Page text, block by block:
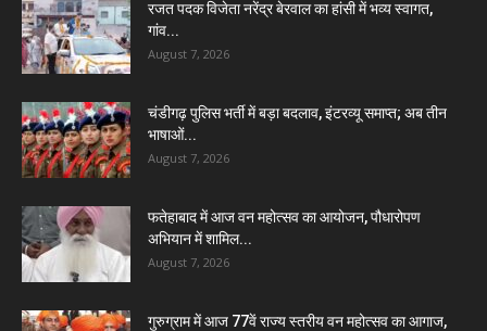
रजत पदक विजेता नरेंद्र बेरवाल का हांसी में भव्य स्वागत,
गांव...
August 7, 2026
चंडीगढ़ पुलिस भर्ती में बड़ा बदलाव, इंटरव्यू समाप्त; अब तीन
भाषाओं...
August 7, 2026
फतेहाबाद में आज वन महोत्सव का आयोजन, पौधारोपण
अभियान में शामिल...
August 7, 2026
गुरुग्राम में आज 77वें राज्य स्तरीय वन महोत्सव का आगाज,